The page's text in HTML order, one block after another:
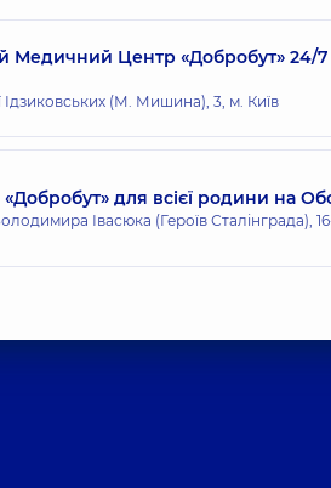
Медичний Центр «Добробут» 24/7
Ідзиковських (М. Мишина), 3, м. Київ
для всієї родини на
Івасюка (Героїв Сталінграда),